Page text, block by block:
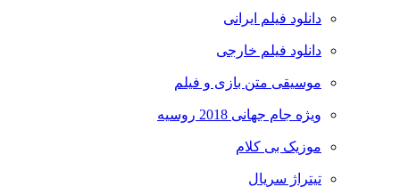
دانلود فیلم ایرانی
دانلود فیلم خارجی
موسیقی متن بازی و فیلم
ویژه جام جهانی 2018 روسیه
موزیک بی کلام
تیتراژ سریال